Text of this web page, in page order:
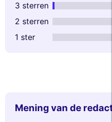
3 sterren
2 sterren
1 ster
Mening van de